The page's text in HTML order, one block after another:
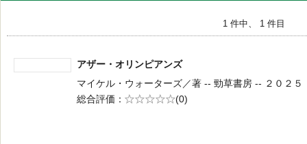
1 件中、 1 件目
アザー・オリンピアンズ
マイケル・ウォーターズ／著 -- 勁草書房 -- ２０２５
総合評価
5段階評価
(0)